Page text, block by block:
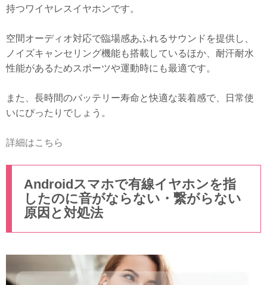
持つワイヤレスイヤホンです。
空間オーディオ対応で臨場感あふれるサウンドを提供し、
ノイズキャンセリング機能も搭載しているほか、耐汗耐水
性能があるためスポーツや運動時にも最適です。
また、長時間のバッテリー寿命と快適な装着感で、日常使
いにぴったりでしょう。
詳細はこちら
Androidスマホで有線イヤホンを指
したのに音がならない・繋がらない
原因と対処法